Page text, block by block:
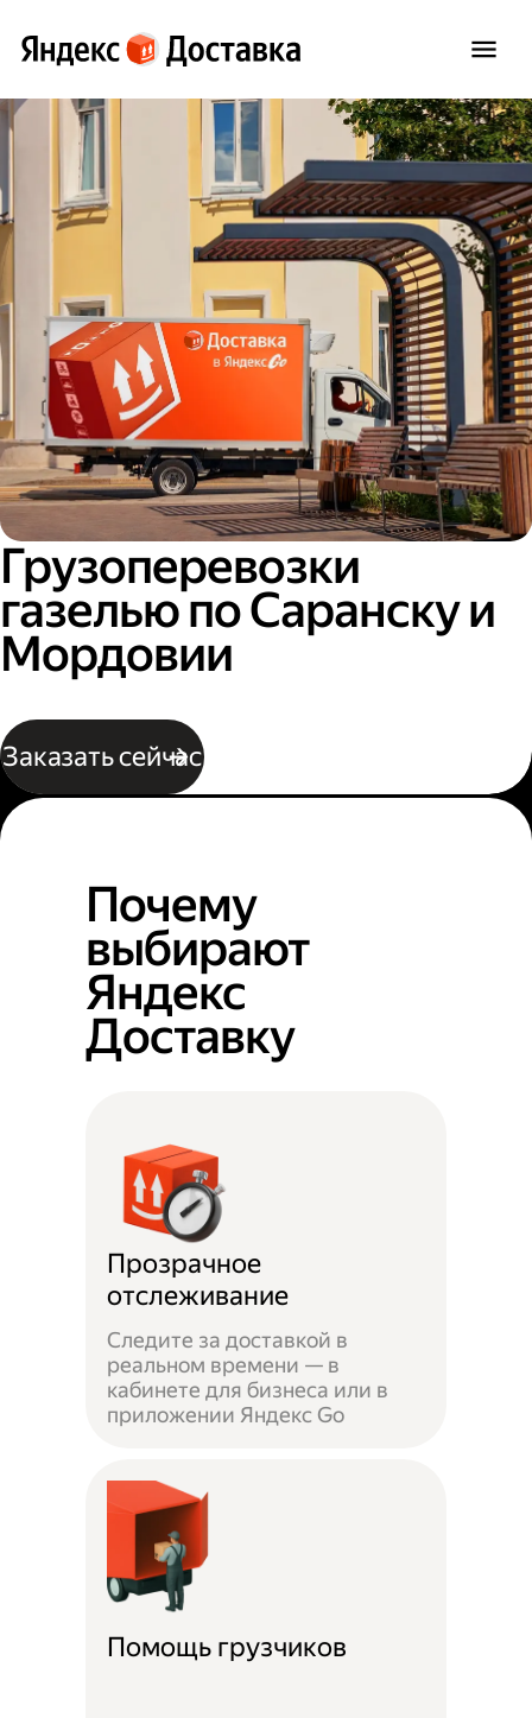
Грузоперевозки
газелью по Саранску и
Мордовии
Заказать сейчас
Почему
выбирают
Яндекс
Доставку
Прозрачное
отслеживание
Следите за доставкой в
реальном времени — в
кабинете для бизнеса или в
приложении Яндекс Go
Помощь грузчиков